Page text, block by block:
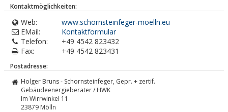
Kontaktmöglichkeiten:
Web:
www.schornsteinfeger-moelln.eu
EMail:
Kontaktformular
Telefon:
+49 4542 823432
Fax:
+49 4542 823431
Postadresse:
Holger Bruns - Schornsteinfeger, Gepr. + zertif.
Gebäudeenergieberater / HWK
Im Wirrwinkel 11
23879 Mölln